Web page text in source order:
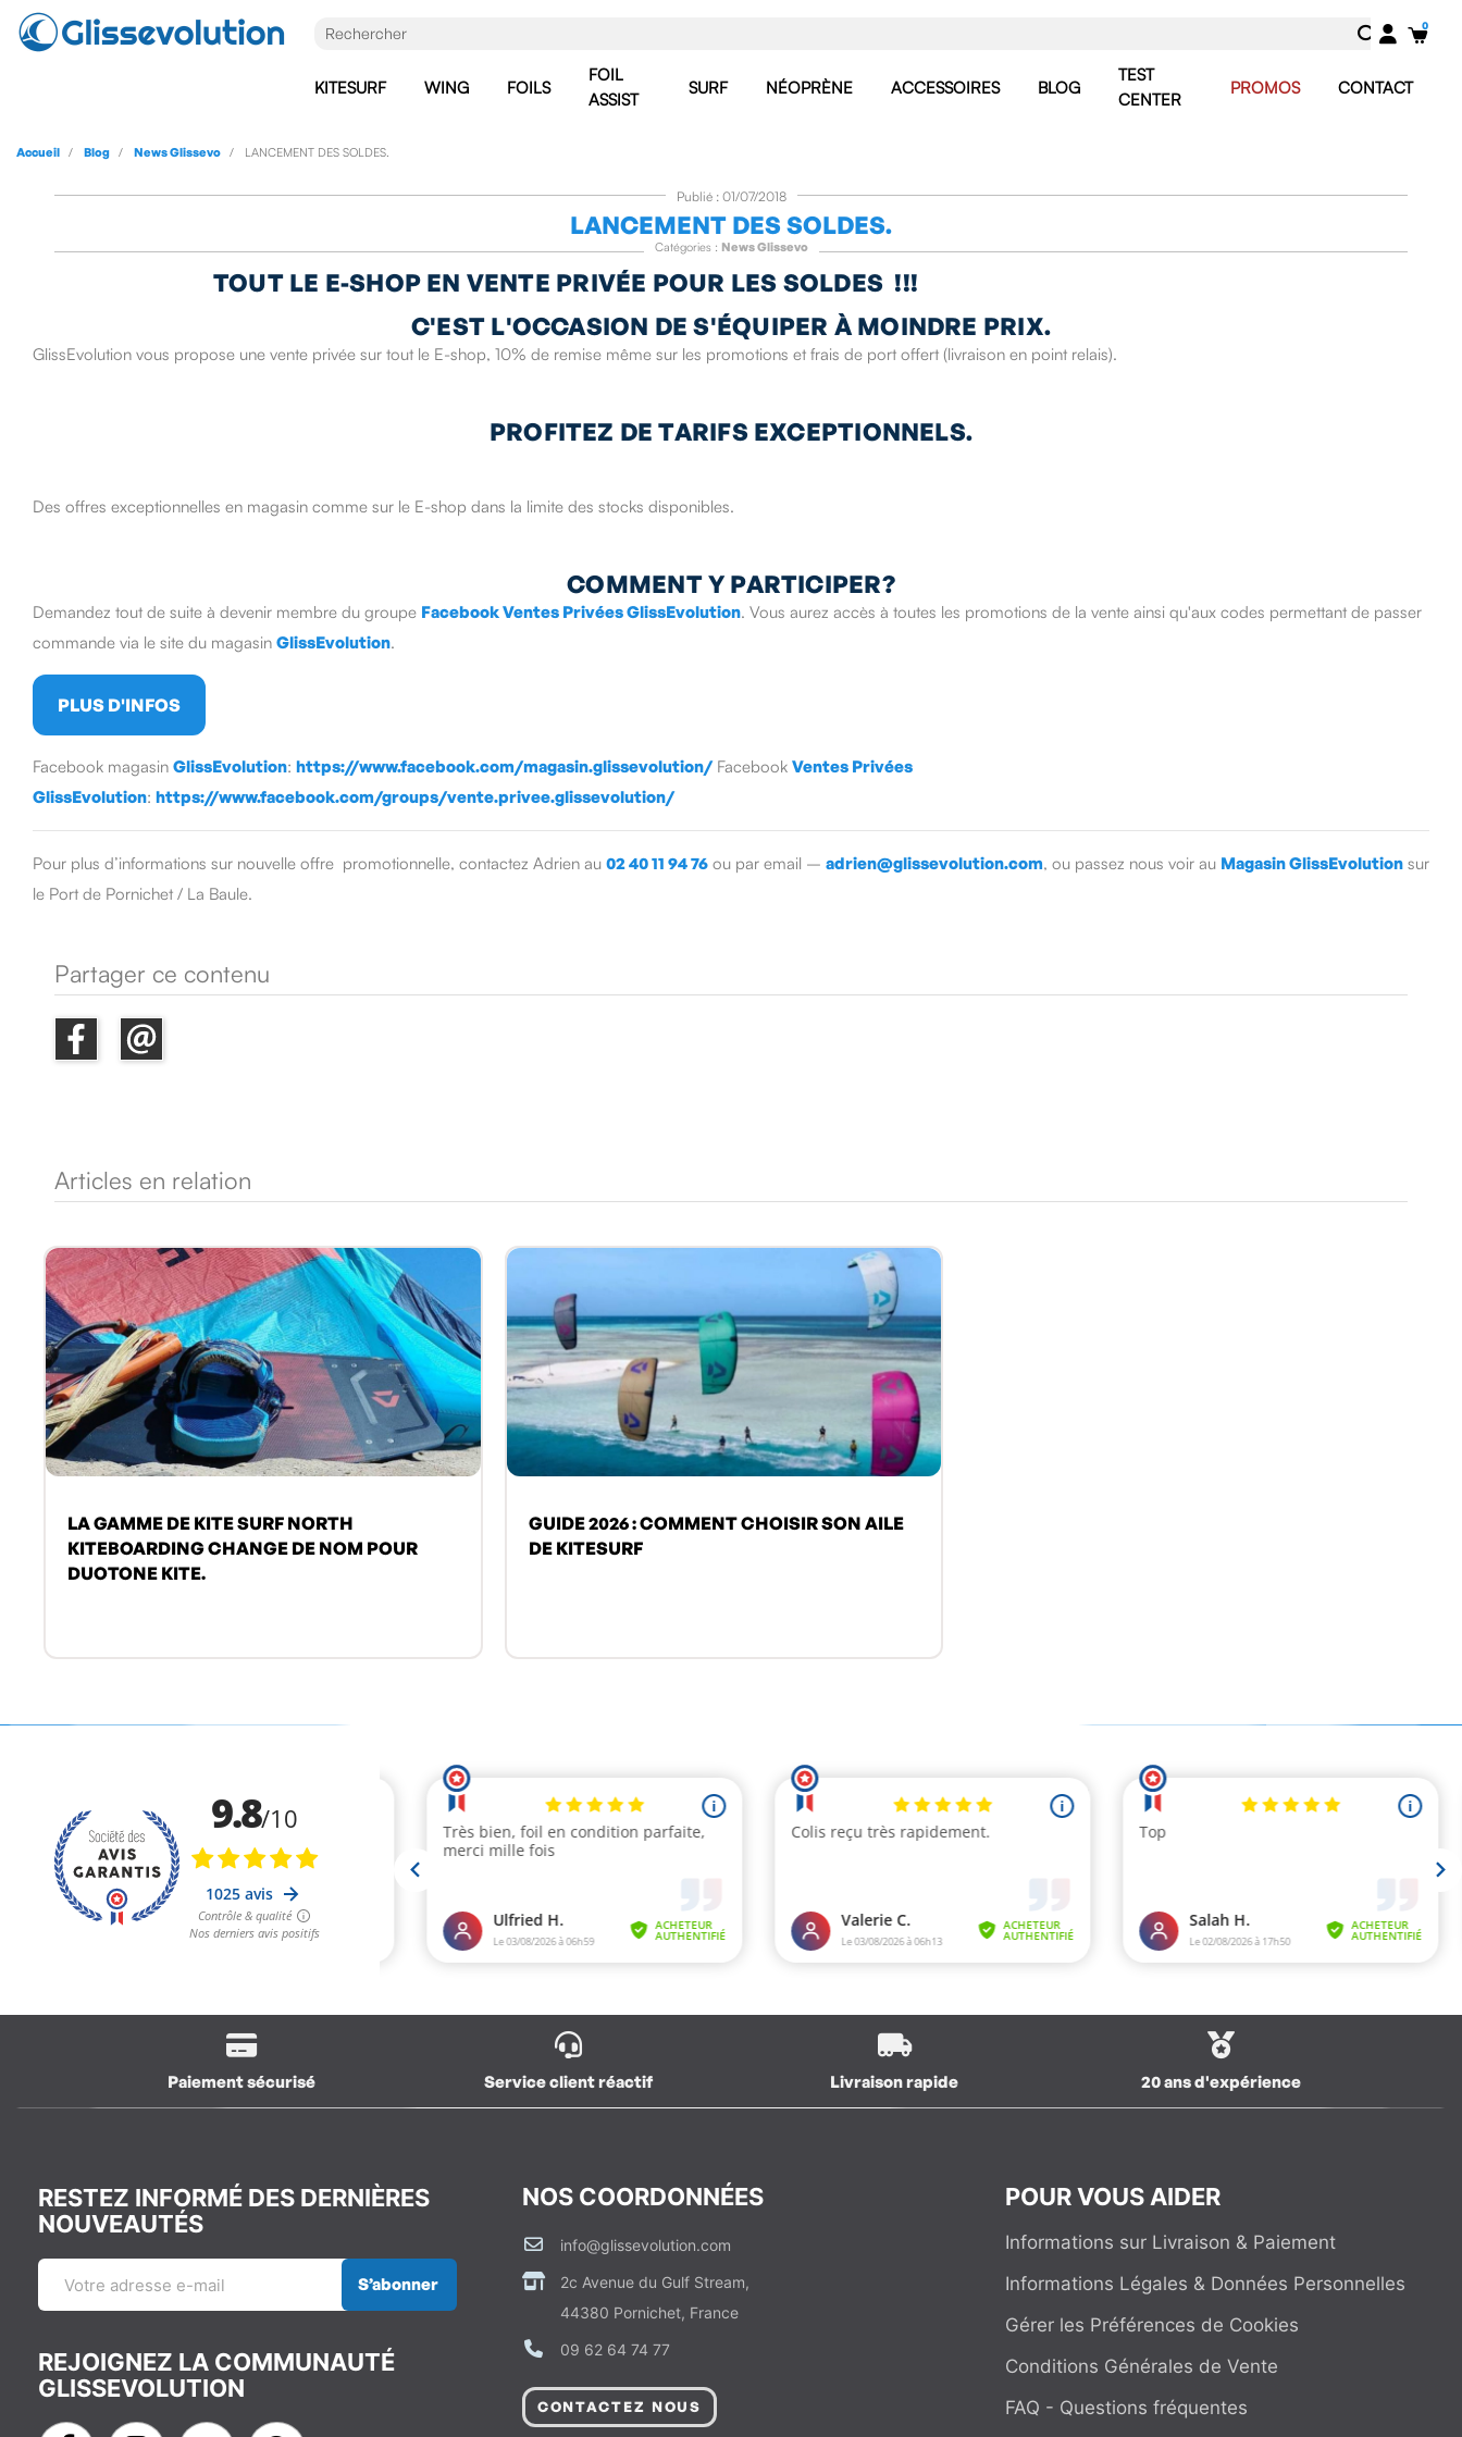
KITESURF WING FOILS
FOIL
ASSIST
SURF NÉOPRÈNE ACCESSOIRES BLOG
TEST
CENTER
PROMOS CONTACT
Accueil Blog News Glissevo LANCEMENT DES SOLDES.
Publié : 01/07/2018
LANCEMENT DES SOLDES.
Catégories : News Glissevo
TOUT LE E-SHOP EN VENTE PRIVÉE POUR LES SOLDES !!!
C'EST L'OCCASION DE S'ÉQUIPER À MOINDRE PRIX.
GlissEvolution vous propose une vente privée sur tout le E-shop, 10% de remise même sur les promotions et frais de port offert (livraison en point relais).
PROFITEZ DE TARIFS EXCEPTIONNELS.
Des offres exceptionnelles en magasin comme sur le E-shop dans la limite des stocks disponibles.
COMMENT Y PARTICIPER?
Demandez tout de suite à devenir membre du groupe Facebook Ventes Privées GlissEvolution. Vous aurez accès à toutes les promotions de la vente ainsi qu'aux codes permettant de passer
commande via le site du magasin GlissEvolution.
PLUS D'INFOS
Facebook magasin GlissEvolution: https://www.facebook.com/magasin.glissevolution/Facebook Ventes Privées
GlissEvolution: https://www.facebook.com/groups/vente.privee.glissevolution/
Pour plus d’informations sur nouvelle offre promotionnelle, contactez Adrien au 02 40 11 94 76 ou par email – adrien@glissevolution.com, ou passez nous voir au Magasin GlissEvolution sur
le Port de Pornichet / La Baule.
Partager ce contenu
Articles en relation
LA GAMME DE KITE SURF NORTH
KITEBOARDING CHANGE DE NOM POUR
DUOTONE KITE.
GUIDE 2026 : COMMENT CHOISIR SON AILE
DE KITESURF
Paiement sécurisé Service client réactif Livraison rapide 20 ans d'expérience
RESTEZ INFORMÉ DES DERNIÈRES
NOUVEAUTÉS
S’abonner
REJOIGNEZ LA COMMUNAUTÉ
GLISSEVOLUTION
NOS COORDONNÉES
info@glissevolution.com
2c Avenue du Gulf Stream,
44380 Pornichet, France
09 62 64 74 77
CONTACTEZ NOUS
POUR VOUS AIDER
Informations sur Livraison & Paiement
Informations Légales & Données Personnelles
Gérer les Préférences de Cookies
Conditions Générales de Vente
FAQ - Questions fréquentes